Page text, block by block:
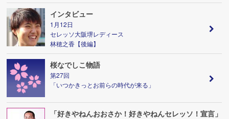
インタビュー
1月12日
セレッソ大阪堺レディース
林穂之香【後編】
桜なでしこ物語
第27回
「いつかきっとお前らの時代が来る」
「好きやねんおおさか！好きやねんセレッソ！宣言」